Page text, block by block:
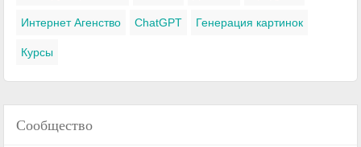
Интернет Агенство ChatGPT Генерация картинок
Курсы
Сообщество